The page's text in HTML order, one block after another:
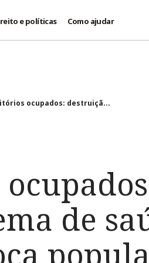
e políticas Como ajudar
ocupados: destruiçã...
de